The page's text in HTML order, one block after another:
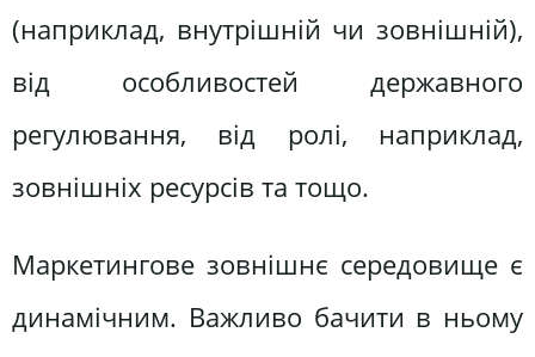
(наприклад, внутрішній чи зовнішній),
від особливостей державного
регулювання, від ролі, наприклад,
зовнішніх ресурсів та тощо.
Маркетингове зовнішнє середовище є
динамічним. Важливо бачити в ньому